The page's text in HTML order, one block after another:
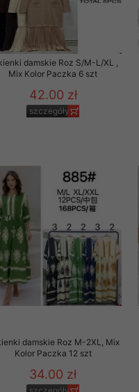
damskie Roz S/M-L/XL ,
Mix Kolor Paczka 6 szt
42.00 zł
szczegóły
damskie Roz M-2XL, Mix
Kolor Paczka 12 szt
34.00 zł